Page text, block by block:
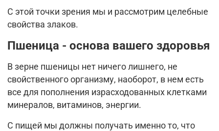
С этой точки зрения мы и рассмотрим целебные
свойства злаков.
Пшеница - основа вашего здоровья
В зерне пшеницы нет ничего лишнего, не
свойственного организму, наоборот, в нем есть
все для пополнения израсходованных клетками
минералов, витаминов, энергии.
С пищей мы должны получать именно то, что